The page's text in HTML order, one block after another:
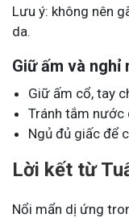
Lưu ý: không nên
da.
Giữ ấm và nghỉ
Giữ ấm cổ, tay
Tránh tắm nước
Ngủ đủ giấc để
Lời kết từ
Nổi mẩn dị ứng